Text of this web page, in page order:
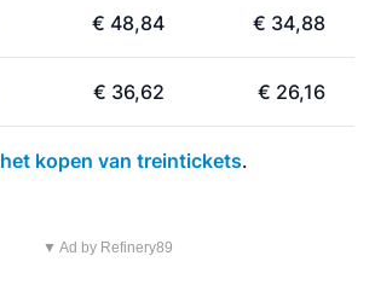
€ 48,84 € 34,88
€ 36,62 € 26,16
het kopen van treintickets.
▼ Ad by Refinery89